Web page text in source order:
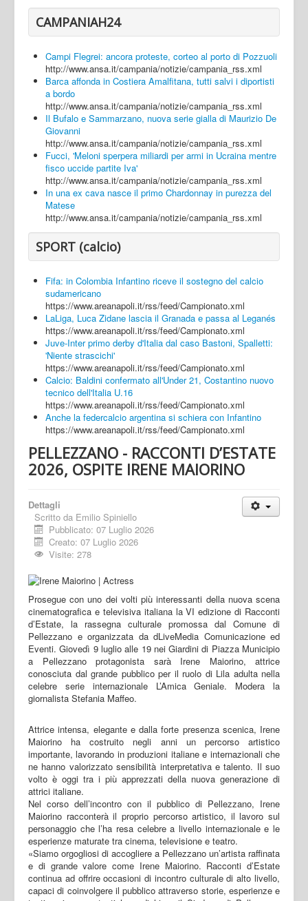
CAMPANIAH24
Campi Flegrei: ancora proteste, corteo al porto di Pozzuoli
http://www.ansa.it/campania/notizie/campania_rss.xml
Barca affonda in Costiera Amalfitana, tutti salvi i diportisti
a bordo
http://www.ansa.it/campania/notizie/campania_rss.xml
Il Bufalo e Sammarzano, nuova serie gialla di Maurizio De
Giovanni
http://www.ansa.it/campania/notizie/campania_rss.xml
Fucci, 'Meloni sperpera miliardi per armi in Ucraina mentre
fisco uccide partite Iva'
http://www.ansa.it/campania/notizie/campania_rss.xml
In una ex cava nasce il primo Chardonnay in purezza del
Matese
http://www.ansa.it/campania/notizie/campania_rss.xml
SPORT (calcio)
Fifa: in Colombia Infantino riceve il sostegno del calcio
sudamericano
https://www.areanapoli.it/rss/feed/Campionato.xml
LaLiga, Luca Zidane lascia il Granada e passa al Leganés
https://www.areanapoli.it/rss/feed/Campionato.xml
Juve-Inter primo derby d'Italia dal caso Bastoni, Spalletti:
'Niente strascichi'
https://www.areanapoli.it/rss/feed/Campionato.xml
Calcio: Baldini confermato all'Under 21, Costantino nuovo
tecnico dell'Italia U.16
https://www.areanapoli.it/rss/feed/Campionato.xml
Anche la federcalcio argentina si schiera con Infantino
https://www.areanapoli.it/rss/feed/Campionato.xml
PELLEZZANO - RACCONTI D’ESTATE
2026, OSPITE IRENE MAIORINO
Dettagli
Scritto da Emilio Spiniello
Pubblicato: 07 Luglio 2026
Creato: 07 Luglio 2026
Visite: 278
Prosegue con uno dei volti più interessanti della nuova scena
cinematografica e televisiva italiana la VI edizione di Racconti
d’Estate, la rassegna culturale promossa dal Comune di
Pellezzano e organizzata da dLiveMedia Comunicazione ed
Eventi. Giovedì 9 luglio alle 19 nei Giardini di Piazza Municipio
a Pellezzano protagonista sarà Irene Maiorino, attrice
conosciuta dal grande pubblico per il ruolo di Lila adulta nella
celebre serie internazionale L’Amica Geniale. Modera la
giornalista Stefania Maffeo.
Attrice intensa, elegante e dalla forte presenza scenica, Irene
Maiorino ha costruito negli anni un percorso artistico
importante, lavorando in produzioni italiane e internazionali che
ne hanno valorizzato sensibilità interpretativa e talento. Il suo
volto è oggi tra i più apprezzati della nuova generazione di
attrici italiane.
Nel corso dell’incontro con il pubblico di Pellezzano, Irene
Maiorino racconterà il proprio percorso artistico, il lavoro sul
personaggio che l’ha resa celebre a livello internazionale e le
esperienze maturate tra cinema, televisione e teatro.
«Siamo orgogliosi di accogliere a Pellezzano un’artista raffinata
e di grande valore come Irene Maiorino. Racconti d’Estate
continua ad offrire occasioni di incontro culturale di alto livello,
capaci di coinvolgere il pubblico attraverso storie, esperienze e